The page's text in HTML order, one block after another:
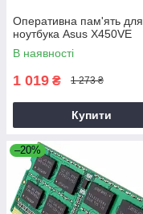
Оперативна пам'ять для
ноутбука Asus X450VE
В наявності
1 019 ₴ 1 273 ₴
Купити
–20%